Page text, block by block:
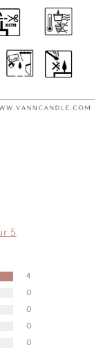
5
4
0
0
0
0